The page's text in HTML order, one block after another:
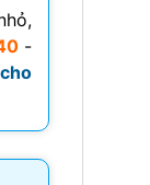
Ireland
Tây Ban Nha
-